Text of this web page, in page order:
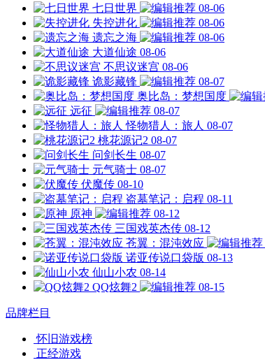
七日世界
08-06
失控进化
08-06
遗忘之海
08-06
大道仙途 08-06
不思议迷宫 08-06
诡影藏锋
08-07
奥比岛：梦想国度
远征
08-07
怪物猎人：旅人 08-07
桃花源记2 08-07
问剑长生 08-07
元气骑士 08-07
伏魔传 08-10
盗墓笔记：启程 08-11
原神
08-12
三国戏英杰传 08-12
苍翼：混沌效应
诺亚传说口袋版 08-13
仙山小农 08-14
QQ炫舞2
08-15
品牌栏目
怀旧游戏榜
正经游戏